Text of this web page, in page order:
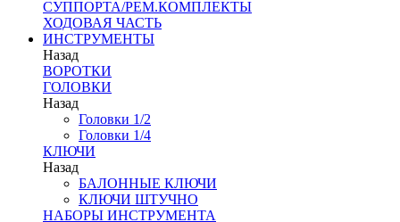
СУППОРТА/РЕМ.КОМПЛЕКТЫ
ХОДОВАЯ ЧАСТЬ
ИНСТРУМЕНТЫ
Назад
ВОРОТКИ
ГОЛОВКИ
Назад
Головки 1/2
Головки 1/4
КЛЮЧИ
Назад
БАЛОННЫЕ КЛЮЧИ
КЛЮЧИ ШТУЧНО
НАБОРЫ ИНСТРУМЕНТА